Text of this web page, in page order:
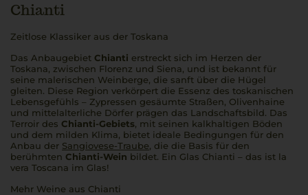
Chianti
Zeitlose Klassiker aus der Toskana
Das Anbaugebiet Chianti erstreckt sich im Herzen der
Toskana, zwischen Florenz und Siena, und ist bekannt für
seine malerischen Weinberge, die sanft über die Hügel
gleiten. Diese Region verkörpert die Essenz des toskanischen
Lebensgefühls – Zypressen gesäumte Straßen, Olivenhaine
und mittelalterliche Dörfer prägen das Landschaftsbild. Das
Terroir des Chianti-Gebiets, mit seinen kalkhaltigen Böden
und dem milden Klima, bietet ideale Bedingungen für den
Anbau der Sangiovese-Traube, die die Basis für den
berühmten Chianti-Wein bildet. Ein Glas Chianti – das ist la
vera Toscana im Glas!
Mehr Weine aus Chianti